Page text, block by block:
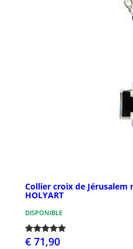
Collier croix de Jérusalem
HOLYART
DISPONIBLE
€ 71,90